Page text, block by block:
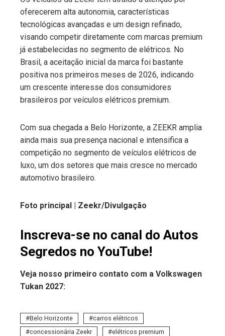
oferecerem alta autonomia, características
tecnológicas avançadas e um design refinado,
visando competir diretamente com marcas premium
já estabelecidas no segmento de elétricos. No
Brasil, a aceitação inicial da marca foi bastante
positiva nos primeiros meses de 2026, indicando
um crescente interesse dos consumidores
brasileiros por veículos elétricos premium.
Com sua chegada a Belo Horizonte, a ZEEKR amplia
ainda mais sua presença nacional e intensifica a
competição no segmento de veículos elétricos de
luxo, um dos setores que mais cresce no mercado
automotivo brasileiro.
Foto principal | Zeekr/Divulgação
Inscreva-se no canal do Autos
Segredos no YouTube!
Veja nosso primeiro contato com a Volkswagen
Tukan 2027:
Belo Horizonte
carros elétricos
concessionária Zeekr
elétricos premium